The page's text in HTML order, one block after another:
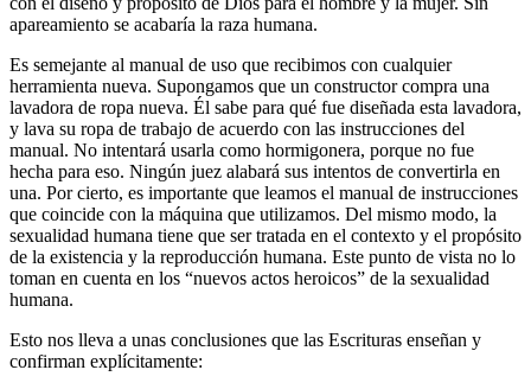
apareamiento se acabaría la raza humana.
Es semejante al manual de uso que recibimos con cualquier
herramienta nueva. Supongamos que un constructor compra una
lavadora de ropa nueva. Él sabe para qué fue diseñada esta lavadora,
y lava su ropa de trabajo de acuerdo con las instrucciones del
manual. No intentará usarla como hormigonera, porque no fue
hecha para eso. Ningún juez alabará sus intentos de convertirla en
una. Por cierto, es importante que leamos el manual de instrucciones
que coincide con la máquina que utilizamos. Del mismo modo, la
sexualidad humana tiene que ser tratada en el contexto y el propósito
de la existencia y la reproducción humana. Este punto de vista no lo
toman en cuenta en los “nuevos actos heroicos” de la sexualidad
humana.
Esto nos lleva a unas conclusiones que las Escrituras enseñan y
confirman explícitamente: